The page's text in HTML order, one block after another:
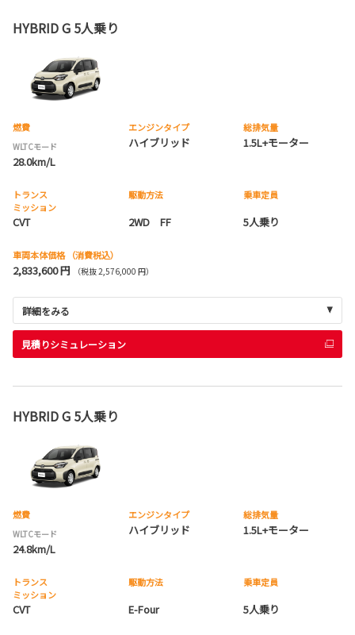
HYBRID G 5人乗り
燃費
WLTCモード
28.0km/L
エンジンタイプ
ハイブリッド
総排気量
1.5L+モーター
トランス
ミッション
CVT
駆動方法
2WD FF
乗車定員
5人乗り
車両本体価格 （消費税込）
2,833,600 円 （税抜 2,576,000 円）
詳細をみる
見積りシミュレーション
HYBRID G 5人乗り
燃費
WLTCモード
24.8km/L
エンジンタイプ
ハイブリッド
総排気量
1.5L+モーター
トランス
ミッション
CVT
駆動方法
E-Four
乗車定員
5人乗り